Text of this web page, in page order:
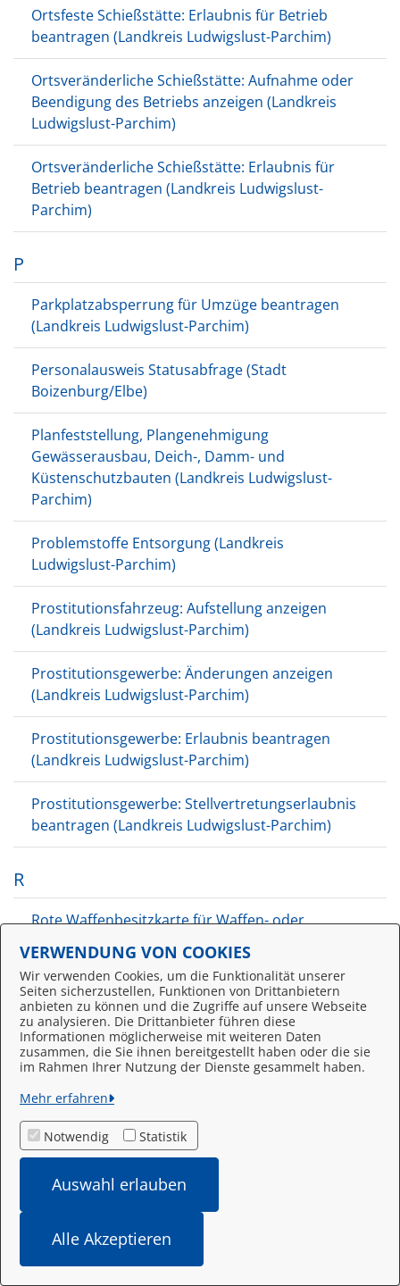
Ortsfeste Schießstätte: Erlaubnis für Betrieb
beantragen (Landkreis Ludwigslust-Parchim)
Ortsveränderliche Schießstätte: Aufnahme oder
Beendigung des Betriebs anzeigen (Landkreis
Ludwigslust-Parchim)
Ortsveränderliche Schießstätte: Erlaubnis für
Betrieb beantragen (Landkreis Ludwigslust-
Parchim)
P
Parkplatzabsperrung für Umzüge beantragen
(Landkreis Ludwigslust-Parchim)
Personalausweis Statusabfrage (Stadt
Boizenburg/Elbe)
Planfeststellung, Plangenehmigung
Gewässerausbau, Deich-, Damm- und
Küstenschutzbauten (Landkreis Ludwigslust-
Parchim)
Problemstoffe Entsorgung (Landkreis
Ludwigslust-Parchim)
Prostitutionsfahrzeug: Aufstellung anzeigen
(Landkreis Ludwigslust-Parchim)
Prostitutionsgewerbe: Änderungen anzeigen
(Landkreis Ludwigslust-Parchim)
Prostitutionsgewerbe: Erlaubnis beantragen
(Landkreis Ludwigslust-Parchim)
Prostitutionsgewerbe: Stellvertretungserlaubnis
beantragen (Landkreis Ludwigslust-Parchim)
R
Rote Waffenbesitzkarte für Waffen- oder
Ludwigslust-Parchim)
Rote Waffenbesitzkarte für Waffen- oder
Munitionssammler beantragen (Landkreis
Ludwigslust-Parchim)
Rufbus - Bestellung (Landkreis Ludwigslust-
Sachkundenachweis zur Schädlingsbekämpfung
beantragen (Landkreis Ludwigslust-Parchim)
VERWENDUNG VON COOKIES
Wir verwenden Cookies, um die Funktionalität unserer
Seiten sicherzustellen, Funktionen von Drittanbietern
anbieten zu können und die Zugriffe auf unsere Webseite
zu analysieren. Die Drittanbieter führen diese
Informationen möglicherweise mit weiteren Daten
zusammen, die Sie ihnen bereitgestellt haben oder die sie
im Rahmen Ihrer Nutzung der Dienste gesammelt haben.
Mehr erfahren
Notwendig Statistik
Auswahl erlauben
Alle Akzeptieren